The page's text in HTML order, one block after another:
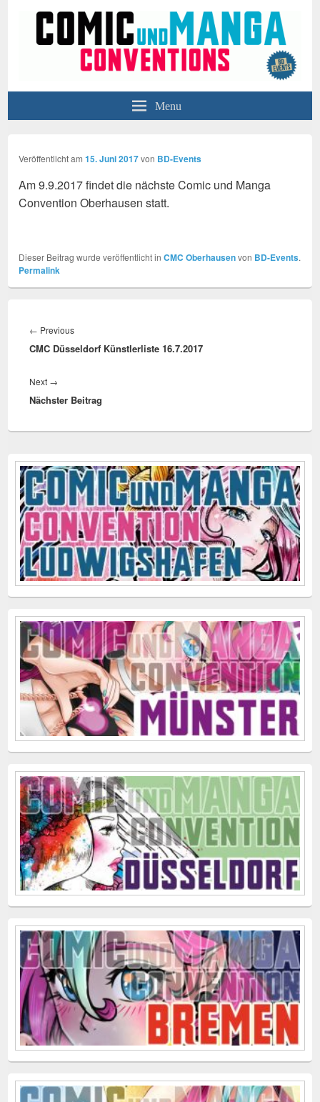
BD-Events Menu
Veröffentlicht am15. Juni 2017von BD-Events
Am 9.9.2017 findet die nächste Comic und Manga
Convention Oberhausen statt.
Dieser Beitrag wurde veröffentlicht inCMC Oberhausenvon BD-Events.
Permalink
← PreviousPrevious
post:
CMC Düsseldorf Künstlerliste 16.7.2017
Next →
post:
Nächster Beitrag
Primärer
Seitenleisten
Widget-
Bereich